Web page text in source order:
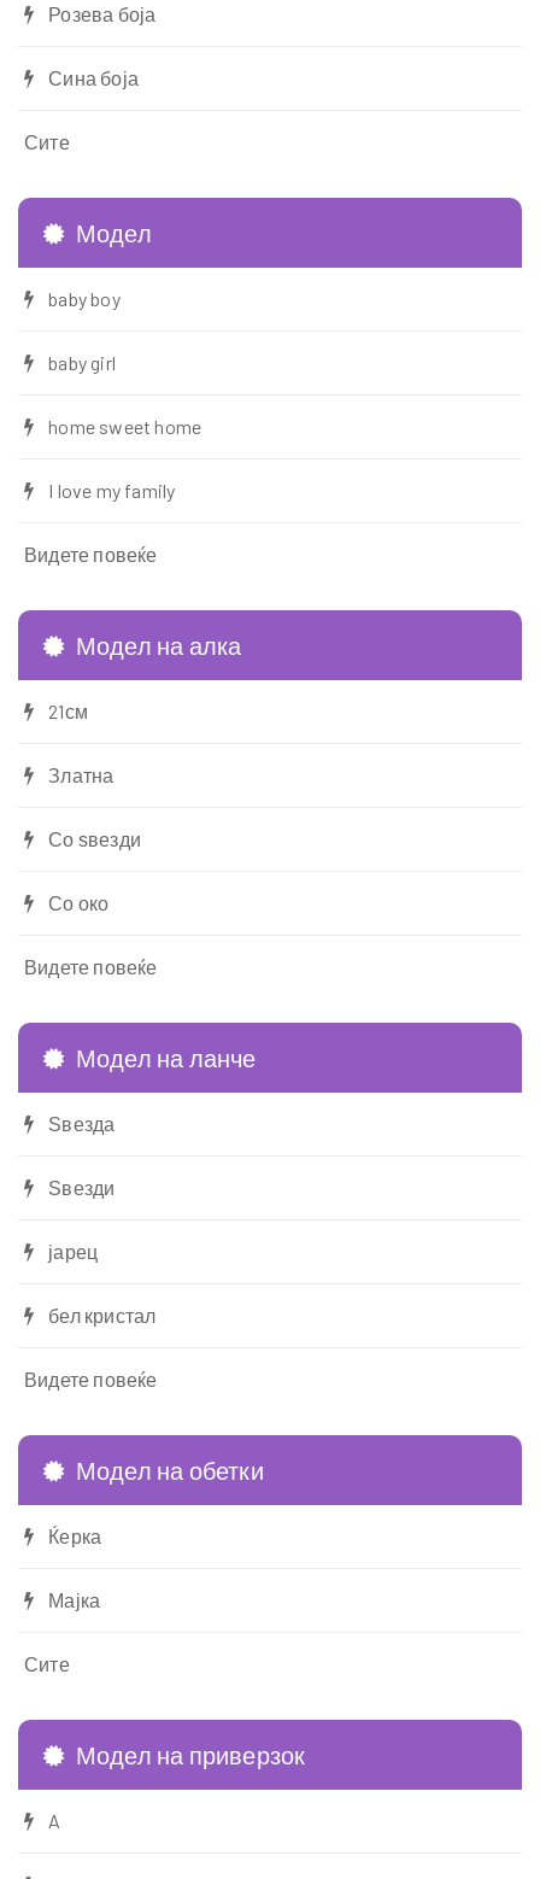
Розева боја
Сина боја
Сите
Модел
baby boy
baby girl
home sweet home
I love my family
Видете повеќе
Модел на алка
21см
Златна
Со ѕвезди
Со око
Видете повеќе
Модел на ланче
Ѕвезда
Ѕвезди
јарец
бел кристал
Видете повеќе
Модел на обетки
Ќерка
Мајка
Сите
Модел на приверзок
A